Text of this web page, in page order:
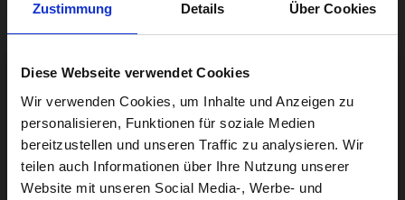
Zustimmung Details Über Cookies
Diese Webseite verwendet Cookies
Wir verwenden Cookies, um Inhalte und Anzeigen zu
personalisieren, Funktionen für soziale Medien
bereitzustellen und unseren Traffic zu analysieren. Wir
teilen auch Informationen über Ihre Nutzung unserer
Website mit unseren Social Media-, Werbe- und
Visiting from the United States?
For a better experience, please visit our: